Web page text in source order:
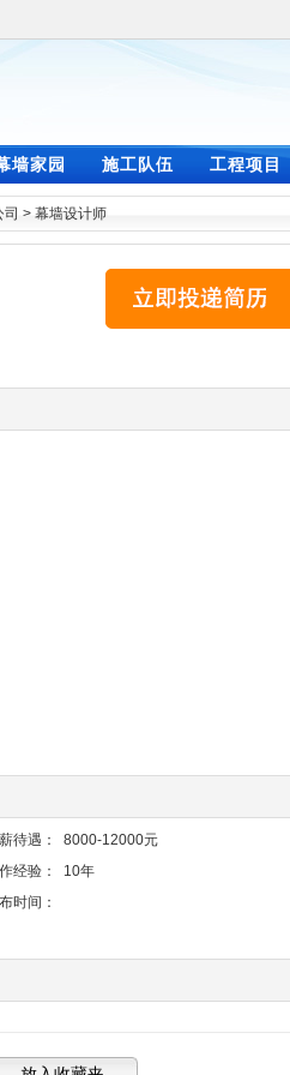
墙家园 施工队伍 工程项目
> 幕墙设计师
待遇：
8000-12000元
经验：
10年
时间：